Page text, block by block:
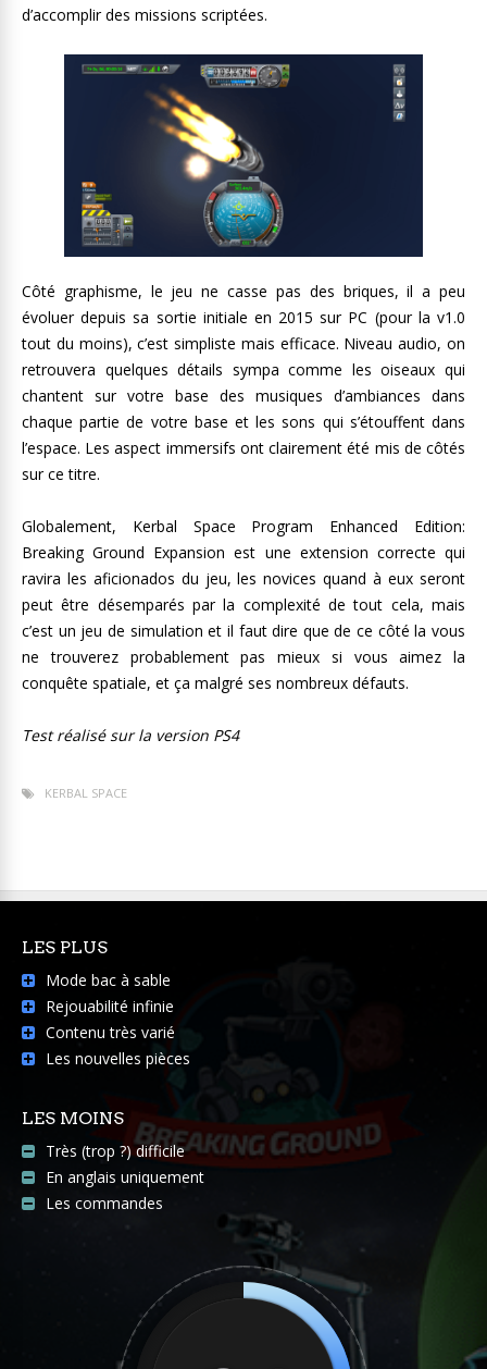
d’accomplir des missions scriptées.
Côté graphisme, le jeu ne casse pas des briques, il a peu
évoluer depuis sa sortie initiale en 2015 sur PC (pour la v1.0
tout du moins), c’est simpliste mais efficace. Niveau audio, on
retrouvera quelques détails sympa comme les oiseaux qui
chantent sur votre base des musiques d’ambiances dans
chaque partie de votre base et les sons qui s’étouffent dans
l’espace. Les aspect immersifs ont clairement été mis de côtés
sur ce titre.
Globalement, Kerbal Space Program Enhanced Edition:
Breaking Ground Expansion est une extension correcte qui
ravira les aficionados du jeu, les novices quand à eux seront
peut être désemparés par la complexité de tout cela, mais
c’est un jeu de simulation et il faut dire que de ce côté la vous
ne trouverez probablement pas mieux si vous aimez la
conquête spatiale, et ça malgré ses nombreux défauts.
Test réalisé sur la version PS4
KERBAL SPACE
LES PLUS
Mode bac à sable
Rejouabilité infinie
Contenu très varié
Les nouvelles pièces
LES MOINS
Très (trop ?) difficile
En anglais uniquement
Les commandes